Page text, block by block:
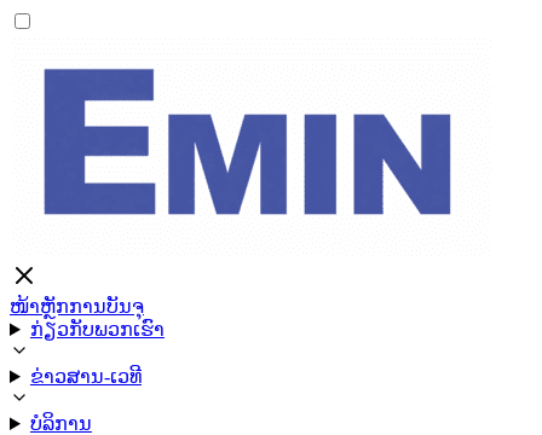
ໜ້າຫຼັກການບັນຈຸ
ກ່ຽວກັບພວກເຮົາ
ຂ່າວສານ-ເວທີ
ບໍລິການ